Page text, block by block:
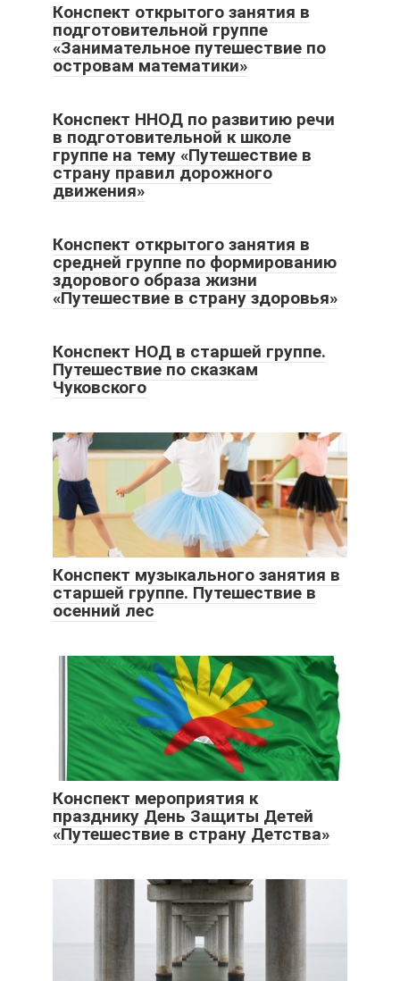
Конспект открытого занятия в
подготовительной группе
«Занимательное путешествие по
островам математики»
Конспект ННОД по развитию речи
в подготовительной к школе
группе на тему «Путешествие в
страну правил дорожного
движения»
Конспект открытого занятия в
средней группе по формированию
здорового образа жизни
«Путешествие в страну здоровья»
Конспект НОД в старшей группе.
Путешествие по сказкам
Чуковского
Конспект музыкального занятия в
старшей группе. Путешествие в
осенний лес
Конспект мероприятия к
празднику День Защиты Детей
«Путешествие в страну Детства»